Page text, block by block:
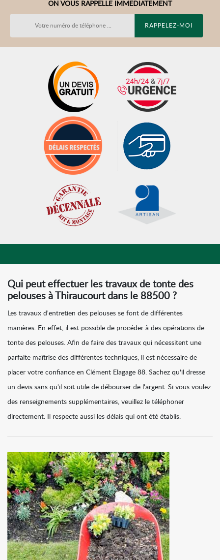
ON VOUS RAPPELLE IMMEDIATEMENT
Qui peut effectuer les travaux de tonte des
pelouses à Thiraucourt dans le 88500 ?
Les travaux d'entretien des pelouses se font de différentes
manières. En effet, il est possible de procéder à des opérations de
tonte des pelouses. Afin de faire des travaux qui nécessitent une
parfaite maîtrise des différentes techniques, il est nécessaire de
placer votre confiance en Clément Elagage 88. Sachez qu'il dresse
un devis sans qu'il soit utile de débourser de l'argent. Si vous voulez
des renseignements supplémentaires, veuillez le téléphoner
directement. Il respecte aussi les délais qui ont été établis.